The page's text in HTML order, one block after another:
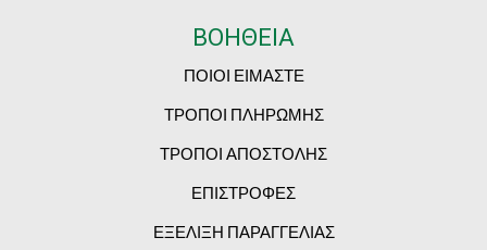
ΒΟΗΘΕΙΑ
ΠΟΙΟΙ ΕΙΜΑΣΤΕ
ΤΡΟΠΟΙ ΠΛΗΡΩΜΗΣ
ΤΡΟΠΟΙ ΑΠΟΣΤΟΛΗΣ
ΕΠΙΣΤΡΟΦΕΣ
ΕΞΕΛΙΞΗ ΠΑΡΑΓΓΕΛΙΑΣ